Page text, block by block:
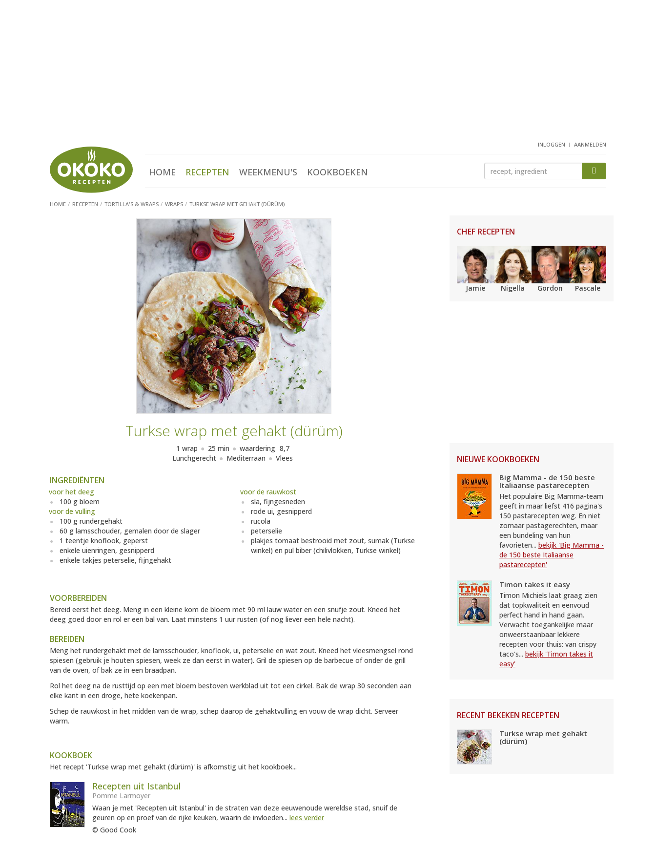
INLOGGEN AANMELDEN
HOME RECEPTEN WEEKMENU'S KOOKBOEKEN
HOME RECEPTEN TORTILLA'S & WRAPS WRAPS TURKSE WRAP MET GEHAKT (DÜRÜM)
Turkse wrap met gehakt (dürüm)
1 wrap 25 min waardering 8,7
Lunchgerecht
Mediterraan Vlees
INGREDIËNTEN
voor het deeg
100 g bloem
voor de vulling
100 g rundergehakt
60 g lamsschouder, gemalen door de slager
1 teentje knoflook, geperst
enkele uienringen, gesnipperd
enkele takjes peterselie, fijngehakt
voor de rauwkost
sla, fijngesneden
rode ui, gesnipperd
rucola
peterselie
plakjes tomaat bestrooid met zout, sumak (Turkse
winkel) en pul biber (chilivlokken, Turkse winkel)
VOORBEREIDEN
Bereid eerst het deeg. Meng in een kleine kom de bloem met 90 ml lauw water en een snufje zout. Kneed het
deeg goed door en rol er een bal van. Laat minstens 1 uur rusten (of nog liever een hele nacht).
BEREIDEN
Meng het rundergehakt met de lamsschouder, knoflook, ui, peterselie en wat zout. Kneed het vleesmengsel rond
spiesen (gebruik je houten spiesen, week ze dan eerst in water). Gril de spiesen op de barbecue of onder de grill
van de oven, of bak ze in een braadpan.
Rol het deeg na de rusttijd op een met bloem bestoven werkblad uit tot een cirkel. Bak de wrap 30 seconden aan
elke kant in een droge, hete koekenpan.
Schep de rauwkost in het midden van de wrap, schep daarop de gehaktvulling en vouw de wrap dicht. Serveer
warm.
KOOKBOEK
Het recept 'Turkse wrap met gehakt (dürüm)' is afkomstig uit het kookboek...
Recepten uit Istanbul
Pomme Larmoyer
Waan je met 'Recepten uit Istanbul' in de straten van deze eeuwenoude wereldse stad, snuif de
geuren op en proef van de rijke keuken, waarin de invloeden... lees verder
© Good Cook
CHEF RECEPTEN
Jamie Nigella Gordon Pascale
NIEUWE KOOKBOEKEN
Big Mamma - de 150 beste
Italiaanse pastarecepten
Het populaire Big Mamma-team
geeft in maar liefst 416 pagina's
150 pastarecepten weg. En niet
zomaar pastagerechten, maar
een bundeling van hun
favorieten... bekijk 'Big Mamma -
de 150 beste Italiaanse
pastarecepten'
Timon takes it easy
Timon Michiels laat graag zien
dat topkwaliteit en eenvoud
perfect hand in hand gaan.
Verwacht toegankelijke maar
onweerstaanbaar lekkere
recepten voor thuis: van crispy
taco's... bekijk 'Timon takes it
easy'
RECENT BEKEKEN RECEPTEN
Turkse wrap met gehakt
(dürüm)